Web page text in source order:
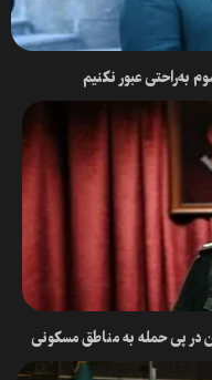
به‌راحتی عبور نکنیم
در پی حمله به مناطق مسکونی